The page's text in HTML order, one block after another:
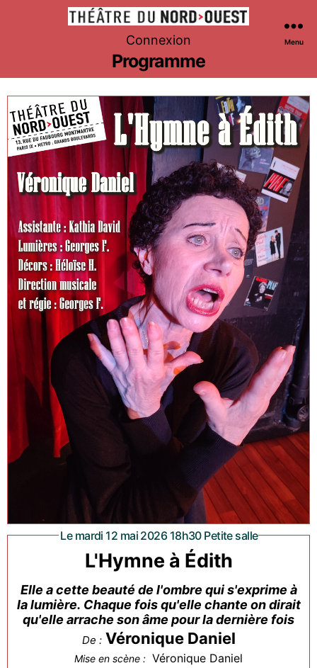
Théâtre
du
Nord-
Ouest
Connexion Menu
Programme
Le mardi 12 mai 2026 18h30 Petite salle
L'Hymne à Édith
Elle a cette beauté de l'ombre qui s'exprime à
la lumière. Chaque fois qu'elle chante on dirait
qu'elle arrache son âme pour la dernière fois
De : Véronique Daniel
Mise en scène : Véronique Daniel